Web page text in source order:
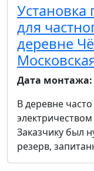
Установка
для
деревне
Дата монтажа:
В деревне
Заказчику был
резерв,